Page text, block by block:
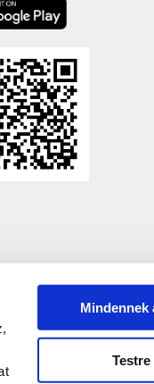
Mindennek
Testre